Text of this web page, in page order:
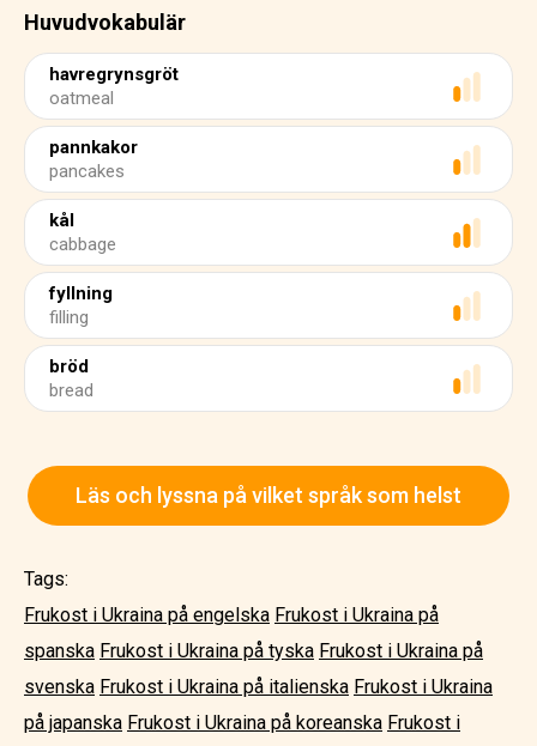
Huvudvokabulär
havregrynsgröt
oatmeal
pannkakor
pancakes
kål
cabbage
fyllning
filling
bröd
bread
Läs och lyssna på vilket språk som helst
Tags:
Frukost i Ukraina på engelska Frukost i Ukraina på
spanska Frukost i Ukraina på tyska Frukost i Ukraina på
svenska Frukost i Ukraina på italienska Frukost i Ukraina
på japanska Frukost i Ukraina på koreanska Frukost i